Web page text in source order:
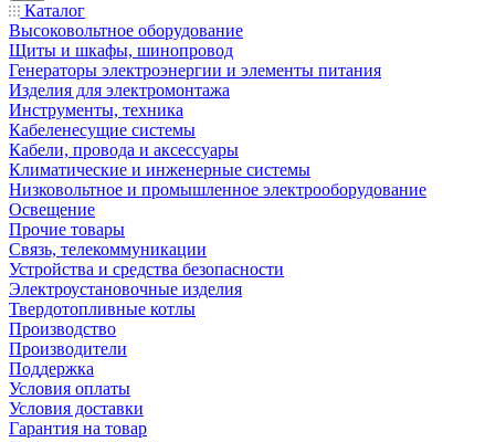
Каталог
Высоковольтное оборудование
Щиты и шкафы, шинопровод
Генераторы электроэнергии и элементы питания
Изделия для электромонтажа
Инструменты, техника
Кабеленесущие системы
Кабели, провода и аксессуары
Климатические и инженерные системы
Низковольтное и промышленное электрооборудование
Освещение
Прочие товары
Связь, телекоммуникации
Устройства и средства безопасности
Электроустановочные изделия
Твердотопливные котлы
Производство
Производители
Поддержка
Условия оплаты
Условия доставки
Гарантия на товар